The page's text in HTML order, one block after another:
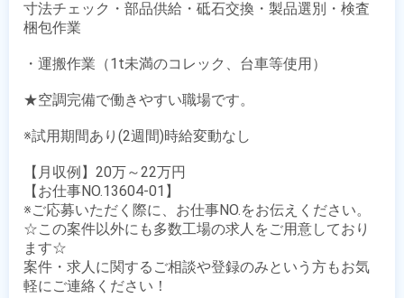
寸法チェック・部品供給・砥石交換・製品選別・検査
梱包作業
・運搬作業（1t未満のコレック、台車等使用）
★空調完備で働きやすい職場です。
※試用期間あり(2週間)時給変動なし
【月収例】20万～22万円
【お仕事NO.13604-01】
※ご応募いただく際に、お仕事NO.をお伝えください。
☆この案件以外にも多数工場の求人をご用意しており
ます☆
案件・求人に関するご相談や登録のみという方もお気
軽にご連絡ください！